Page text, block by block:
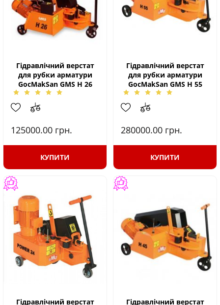
Гідравлічний верстат
для рубки арматури
GocMakSan GMS H 26
125000.00 грн.
КУПИТИ
Гідравлічний верстат
для рубки арматури
GocMakSan GMS H 55
280000.00 грн.
КУПИТИ
Гідравлічний верстат
Гідравлічний верстат